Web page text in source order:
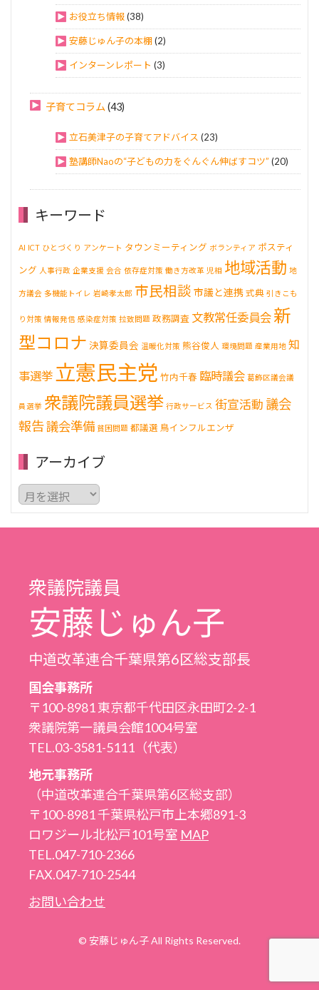
お役立ち情報(38)
安藤じゅん子の本棚(2)
インターンレポート (3)
子育てコラム (43)
立石美津子の子育てアドバイス (23)
塾講師Naoの“子どもの力をぐんぐん伸ばすコツ” (20)
キーワード
AI ICT ひとづくり アンケート タウンミーティング ボランティア ポスティ
ング 人事行政 企業支援 会合 依存症対策 働き方改革 児相 地域活動 地
方議会 多機能トイレ 岩崎孝太郎 市民相談 市議と連携 式典 引きこも
り対策 情報発信 感染症対策 拉致問題 政務調査 文教常任委員会 新
型コロナ 決算委員会 温暖化対策 熊谷俊人 環境問題 産業用地 知
事選挙 立憲民主党 竹内千春 臨時議会 葛飾区議会議
員選挙 衆議院議員選挙 行政サービス 街宣活動 議会
報告議会準備 貧困問題 都議選 鳥インフルエンザ
アーカイブ
ア
ー
カ
イ
衆議院議員
安藤じゅん子
中道改革連合千葉県第6区総支部長
国会事務所
〒100-8981 東京都千代田区永田町2-2-1
衆議院第一議員会館1004号室
TEL.03-3581-5111（代表）
地元事務所
（中道改革連合千葉県第6区総支部）
〒100-8981 千葉県松戸市上本郷891-3
ロワジール北松戸101号室 MAP
TEL.047-710-2366
FAX.047-710-2544
お問い合わせ
© 安藤じゅん子 All Rights Reserved.